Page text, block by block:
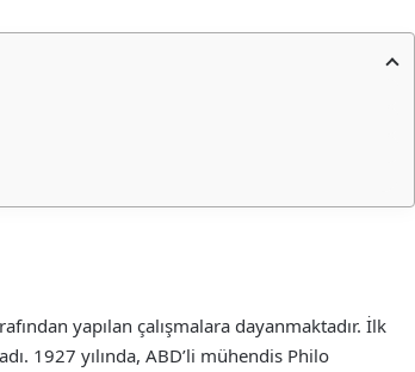
yapılan çalışmalara dayanmaktadır. İlk
1927 yılında, ABD’li mühendis Philo